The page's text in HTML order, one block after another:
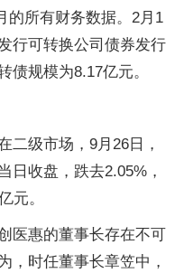
的所有财务数据。2月1
行可转换公司债券发行
债规模为8.17亿元。
二级市场，9月26日，
日收盘，跌去2.05%，
元。
医惠的董事长存在不可
，时任董事长章笠中，